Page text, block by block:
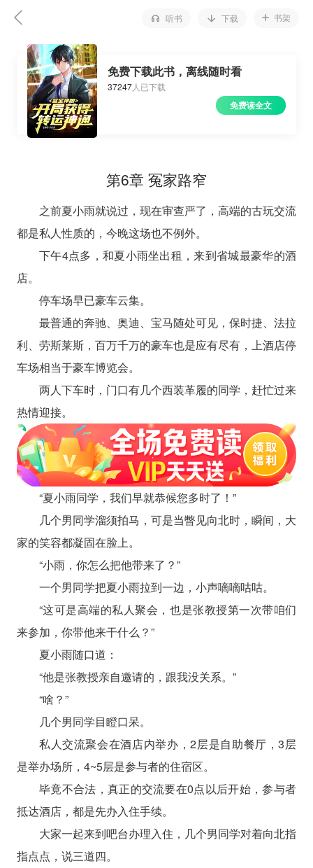
听书 下载 书架
免费下载此书，离线随时看
37247人已下载
免费读全文
第6章 冤家路窄
之前夏小雨就说过，现在审查严了，高端的古玩交流
都是私人性质的，今晚这场也不例外。
下午4点多，和夏小雨坐出租，来到省城最豪华的酒
店。
停车场早已豪车云集。
最普通的奔驰、奥迪、宝马随处可见，保时捷、法拉
利、劳斯莱斯，百万千万的豪车也是应有尽有，上酒店停
车场相当于豪车博览会。
两人下车时，门口有几个西装革履的同学，赶忙过来
热情迎接。
“夏小雨同学，我们早就恭候您多时了！”
几个男同学溜须拍马，可是当瞥见向北时，瞬间，大
家的笑容都凝固在脸上。
“小雨，你怎么把他带来了？”
一个男同学把夏小雨拉到一边，小声嘀嘀咕咕。
“这可是高端的私人聚会，也是张教授第一次带咱们
来参加，你带他来干什么？”
夏小雨随口道：
“他是张教授亲自邀请的，跟我没关系。”
“啥？”
几个男同学目瞪口呆。
私人交流聚会在酒店内举办，2层是自助餐厅，3层
是举办场所，4~5层是参与者的住宿区。
毕竟不合法，真正的交流要在0点以后开始，参与者
抵达酒店，都是先办入住手续。
大家一起来到吧台办理入住，几个男同学对着向北指
指点点，说三道四。